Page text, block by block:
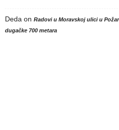
Deda on Radovi u Moravskoj ulici u
dugačke 700 metara